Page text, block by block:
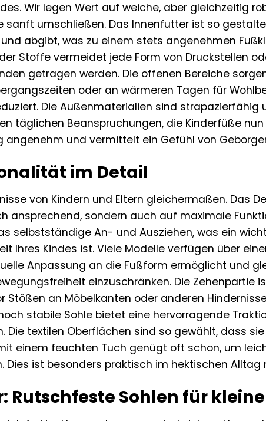
Wir legen Wert auf weiche, aber gleichzeitig
sanft umschließen. Das Innenfutter ist so
abgibt, was zu einem stets angenehmen
Stoffe vermeidet jede Form von Druckstellen
getragen werden. Die offenen Bereiche
oder an wärmeren Tagen für
Die Außenmaterialien sind strapazierfähig
täglichen Beanspruchungen, die Kinderfüße
angenehm und vermittelt ein Gefühl von
im Detail
von Kindern und Eltern gleichermaßen. Das
ansprechend, sondern auch auf maximale
selbstständige An- und Ausziehen, was ein
Ihres Kindes ist. Viele Modelle verfügen über
Anpassung an die Fußform ermöglicht und
einzuschränken. Die Zehenpartie
Stößen an Möbelkanten oder anderen
stabile Sohle bietet eine hervorragende
Die textilen Oberflächen sind so gewählt, dass
einem feuchten Tuch genügt oft schon, um
Dies ist besonders praktisch im hektischen Alltag
Rutschfeste Sohlen für